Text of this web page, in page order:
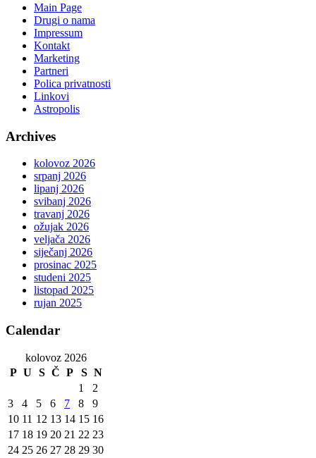
Main Page
Drugi o nama
Impressum
Kontakt
Marketing
Partneri
Polica privatnosti
Linkovi
Astropolis
Archives
kolovoz 2026
srpanj 2026
lipanj 2026
svibanj 2026
travanj 2026
ožujak 2026
veljača 2026
siječanj 2026
prosinac 2025
studeni 2025
listopad 2025
rujan 2025
Calendar
kolovoz 2026
P U S Č P S N
1
2
3
4 5 6 7 8
9
10 11 12 13 14 15 16
17 18 19 20 21 22 23
24 25 26 27 28 29 30